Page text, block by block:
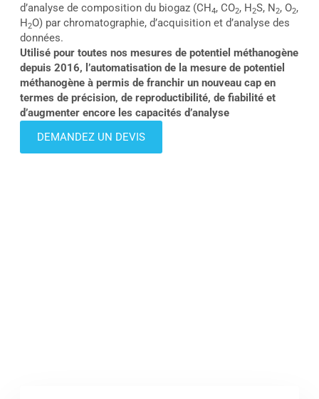
d’analyse de composition du biogaz (CH4, CO2, H2S, N2, O2,
H2O) par chromatographie, d’acquisition et d’analyse des
données.
Utilisé pour toutes nos mesures de potentiel méthanogène
depuis 2016, l’automatisation de la mesure de potentiel
méthanogène à permis de franchir un nouveau cap en
termes de précision, de reproductibilité, de fiabilité et
d’augmenter encore les capacités d’analyse
DEMANDEZ UN DEVIS